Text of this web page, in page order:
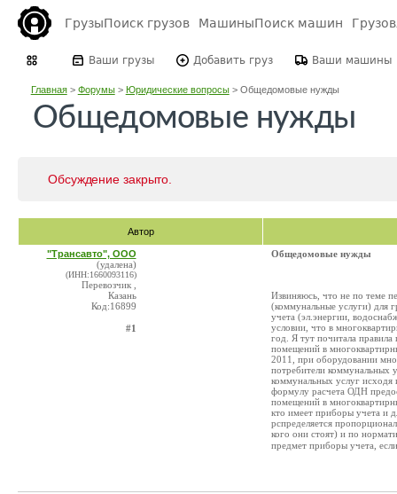
ГрузыПоиск грузов МашиныПоиск машин
Ваши грузы Добавить груз Ваши машины
Главная> Форумы> Юридические вопросы> Общедомовые нужды
Общедомовые нужды
Обсуждение закрыто.
Автор
"Трансавто", ООО
(удалена)
(ИНН:1660093116)
Перевозчик ,
Казань
Код:16899
#1
Общедомовые нужды
Извиняюсь, что не по теме
(коммунальные услуги)
учета (эл.энергии,
условии, что в
год. Я тут почитала правила
помещений в
2011, при оборудовании
потребители коммунальных
коммунальных услуг исходя
формулу расчета ОДН
помещений в
кто имеет приборы учета и
рспределяется
кого они стоят) и по
предмет приборы учета,